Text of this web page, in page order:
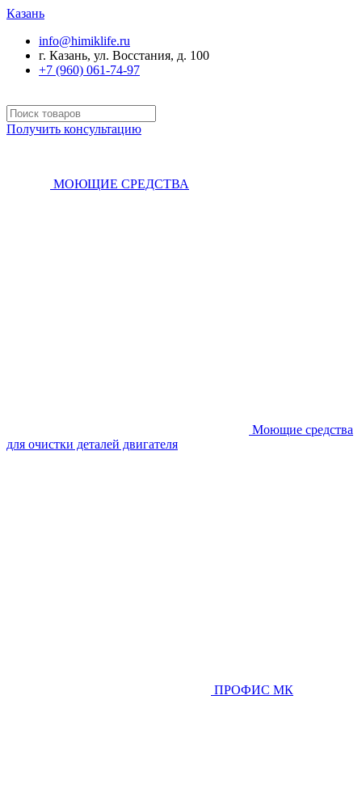
Казань
info@himiklife.ru
г. Казань, ул. Восстания, д. 100
+7 (960) 061-74-97
Получить консультацию
МОЮЩИЕ СРЕДСТВА
Моющие средства
для очистки деталей двигателя
ПРОФИС МК